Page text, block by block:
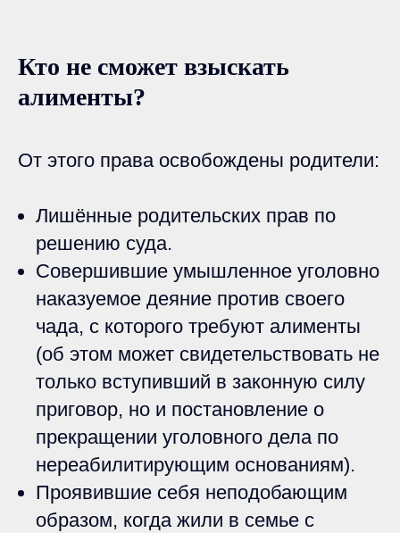
Кто не сможет взыскать
алименты?
От этого права освобождены родители:
Лишённые родительских прав по
решению суда.
Совершившие умышленное уголовно
наказуемое деяние против своего
чада, с которого требуют алименты
(об этом может свидетельствовать не
только вступивший в законную силу
приговор, но и постановление о
прекращении уголовного дела по
нереабилитирующим основаниям).
Проявившие себя неподобающим
образом, когда жили в семье с